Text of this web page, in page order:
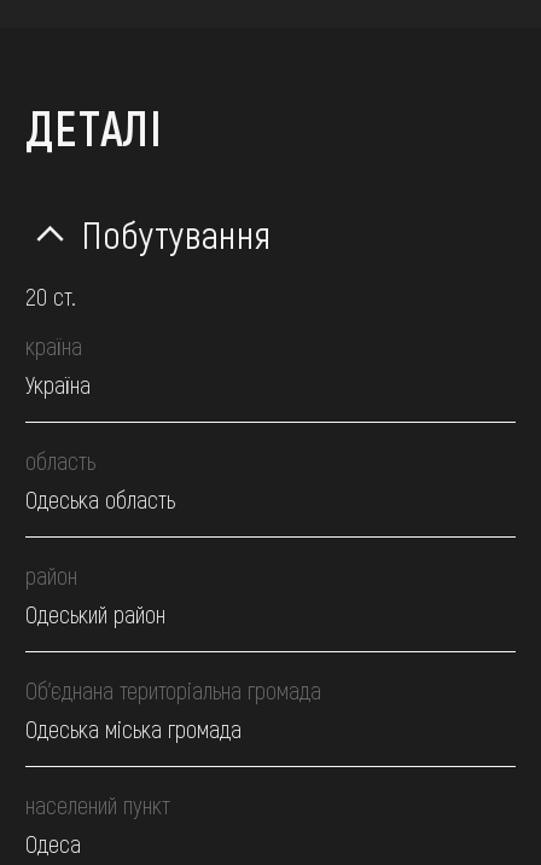
ДЕТАЛІ
Побутування
20 ст.
країна
Україна
область
Одеська область
район
Одеський район
Об’єднана територіальна громада
Одеська міська громада
населений пункт
Одеса